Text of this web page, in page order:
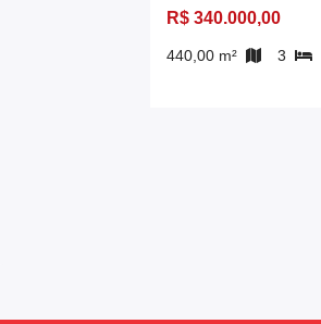
R$ 340.000,00
440,00 m² 3